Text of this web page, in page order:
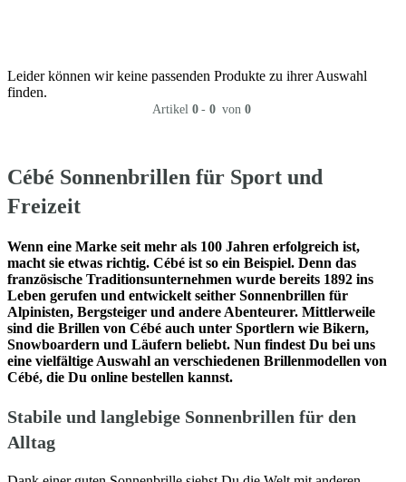
Leider können wir keine passenden Produkte zu ihrer Auswahl
finden.
Artikel 0 - 0 von 0
Cébé Sonnenbrillen für Sport und
Freizeit
Wenn eine Marke seit mehr als 100 Jahren erfolgreich ist,
macht sie etwas richtig. Cébé ist so ein Beispiel. Denn das
französische Traditionsunternehmen wurde bereits 1892 ins
Leben gerufen und entwickelt seither Sonnenbrillen für
Alpinisten, Bergsteiger und andere Abenteurer. Mittlerweile
sind die Brillen von Cébé auch unter Sportlern wie Bikern,
Snowboardern und Läufern beliebt. Nun findest Du bei uns
eine vielfältige Auswahl an verschiedenen Brillenmodellen von
Cébé, die Du online bestellen kannst.
Stabile und langlebige Sonnenbrillen für den
Alltag